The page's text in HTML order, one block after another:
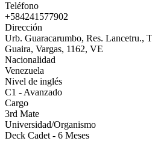
Teléfono
+584241577902
Dirección
Urb. Guaracarumbo, Res. Lancetru.,
Guaira, Vargas, 1162, VE
Nacionalidad
Venezuela
Nivel de inglés
C1 - Avanzado
Cargo
3rd Mate
Universidad/Organismo
Deck Cadet - 6 Meses